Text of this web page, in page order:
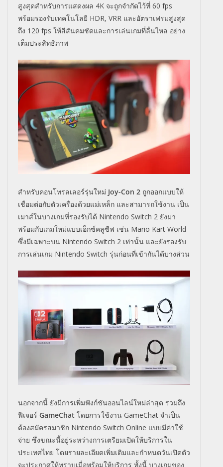
สูงสุดสำหรับการแสดงผล 4K จะถูกจำกัดไว้ที่ 60 fps
พร้อมรองรับเทคโนโลยี HDR, VRR และอัตราเฟรมสูงสุด
ถึง 120 fps ให้สีสันคมชัดและการเล่นเกมที่ลื่นไหล อย่าง
เต็มประสิทธิภาพ
สำหรับคอนโทรลเลอร์รุ่นใหม่ Joy-Con 2 ถูกออกแบบให้
เชื่อมต่อกับตัวเครื่องด้วยแม่เหล็ก และสามารถใช้งาน เป็น
เมาส์ในบางเกมที่รองรับได้ Nintendo Switch 2 ยังมา
พร้อมกับเกมใหม่แบบเอ็กซ์คลูซีฟ เช่น Mario Kart World
ซึ่งมีเฉพาะบน Nintendo Switch 2 เท่านั้น และยังรองรับ
การเล่นเกม Nintendo Switch รุ่นก่อนที่เข้ากันได้บางส่วน
นอกจากนี้ ยังมีการเพิ่มฟังก์ชันออนไลน์ใหม่ล่าสุด รวมถึง
ฟีเจอร์ GameChat โดยการใช้งาน GameChat จำเป็น
ต้องสมัครสมาชิก Nintendo Switch Online แบบมีค่าใช้
จ่าย ซึ่งขณะนี้อยู่ระหว่างการเตรียมเปิดให้บริการใน
ประเทศไทย โดยรายละเอียดเพิ่มเติมและกำหนดวันเปิดตัว
จะประกาศให้ทราบเมื่อพร้อมให้บริการ ทั้งนี้ บางเกมของ